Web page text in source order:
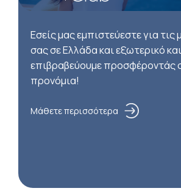
Εσείς μας εμπιστεύεστε για τις
σας σε Ελλάδα και εξωτερικό
επιβραβεύουμε προσφέροντάς
προνόμια!
Μάθετε περισσότερα